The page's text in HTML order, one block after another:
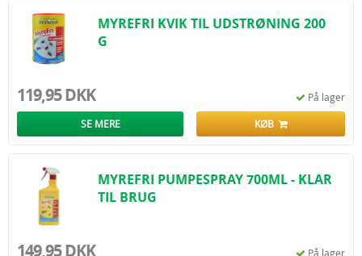
MYREFRI KVIK TIL UDSTRØNING 200
G
119,95 DKK På lager
SE MERE KØB
MYREFRI PUMPESPRAY 700ML - KLAR
TIL BRUG
149,95 DKK På lager